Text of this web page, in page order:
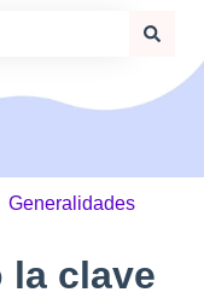
de búsqueda
Generalidades
la clave